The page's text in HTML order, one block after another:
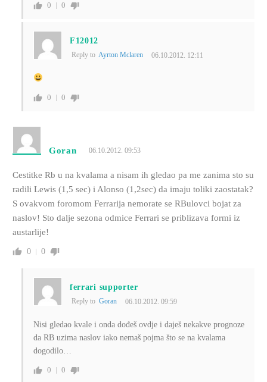
0 0
F12012
Reply to Ayrton Mclaren 06.10.2012. 12:11
0 0
Goran 06.10.2012. 09:53
Cestitke Rb u na kvalama a nisam ih gledao pa me zanima sto su
radili Lewis (1,5 sec) i Alonso (1,2sec) da imaju toliki zaostatak?
S ovakvom foromom Ferrarija nemorate se RBulovci bojat za
naslov! Sto dalje sezona odmice Ferrari se priblizava formi iz
austarlije!
0 0
ferrari supporter
Reply to Goran 06.10.2012. 09:59
Nisi gledao kvale i onda dođeš ovdje i daješ nekakve prognoze
da RB uzima naslov iako nemaš pojma što se na kvalama
dogodilo…
0 0